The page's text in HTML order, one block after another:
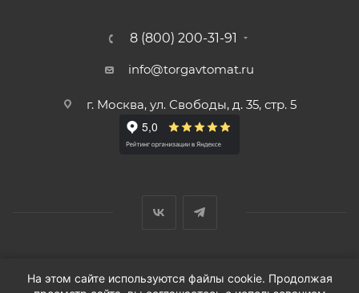
8 (800) 200-31-91
info@torgavtomat.ru
г. Москва, ул. Свободы, д. 35, стр. 5
© ООО «Вендорс», 1999-2026 г.
На этом сайте используются файлы cookie. Продолжая